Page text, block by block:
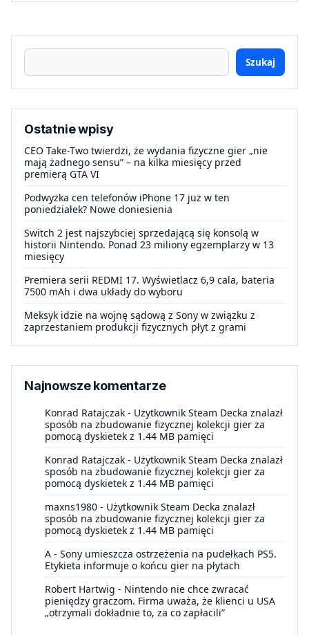
Szukaj
Ostatnie wpisy
CEO Take-Two twierdzi, że wydania fizyczne gier „nie
mają żadnego sensu” – na kilka miesięcy przed
premierą GTA VI
Podwyżka cen telefonów iPhone 17 już w ten
poniedziałek? Nowe doniesienia
Switch 2 jest najszybciej sprzedającą się konsolą w
historii Nintendo. Ponad 23 miliony egzemplarzy w 13
miesięcy
Premiera serii REDMI 17. Wyświetlacz 6,9 cala, bateria
7500 mAh i dwa układy do wyboru
Meksyk idzie na wojnę sądową z Sony w związku z
zaprzestaniem produkcji fizycznych płyt z grami
Najnowsze komentarze
Konrad Ratajczak - Użytkownik Steam Decka znalazł
sposób na zbudowanie fizycznej kolekcji gier za
pomocą dyskietek z 1.44 MB pamięci
Konrad Ratajczak - Użytkownik Steam Decka znalazł
sposób na zbudowanie fizycznej kolekcji gier za
pomocą dyskietek z 1.44 MB pamięci
maxns1980 - Użytkownik Steam Decka znalazł
sposób na zbudowanie fizycznej kolekcji gier za
pomocą dyskietek z 1.44 MB pamięci
A - Sony umieszcza ostrzeżenia na pudełkach PS5.
Etykieta informuje o końcu gier na płytach
Robert Hartwig - Nintendo nie chce zwracać
pieniędzy graczom. Firma uważa, że klienci u USA
„otrzymali dokładnie to, za co zapłacili”